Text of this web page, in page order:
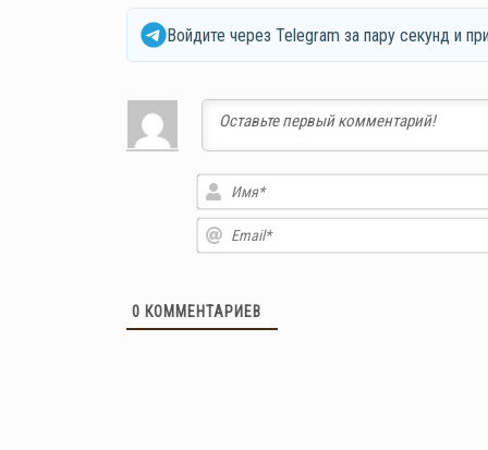
Войдите через Telegram за пару секунд и
0 КОММЕНТАРИЕВ